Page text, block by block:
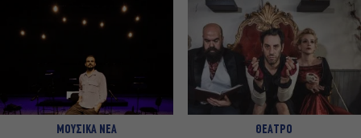
ΜΟΥΣΙΚΑ ΝΕΑ ΘΕΑΤΡΟ